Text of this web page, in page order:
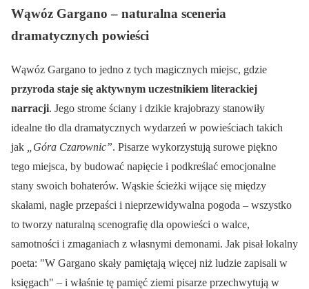
Wąwóz Gargano – naturalna sceneria
dramatycznych powieści
Wąwóz Gargano to jedno z tych magicznych miejsc, gdzie
przyroda staje się aktywnym uczestnikiem literackiej
narracji. Jego strome ściany i dzikie krajobrazy stanowiły
idealne tło dla dramatycznych wydarzeń w powieściach takich
jak
„Góra Czarownic”. Pisarze wykorzystują surowe piękno
tego miejsca, by budować napięcie i podkreślać emocjonalne
stany swoich bohaterów. Wąskie ścieżki wijące się między
skałami, nagłe przepaści i nieprzewidywalna pogoda – wszystko
to tworzy naturalną scenografię dla opowieści o walce,
samotności i zmaganiach z własnymi demonami. Jak pisał lokalny
poeta:
W Gargano skały pamiętają więcej niż ludzie zapisali w
księgach
– i właśnie tę pamięć ziemi pisarze przechwytują w